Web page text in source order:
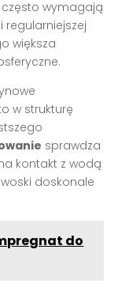
często wymagają
regularniejszej
większa
w strukturę
sprawdza
kontakt z wodą
doskonale
do